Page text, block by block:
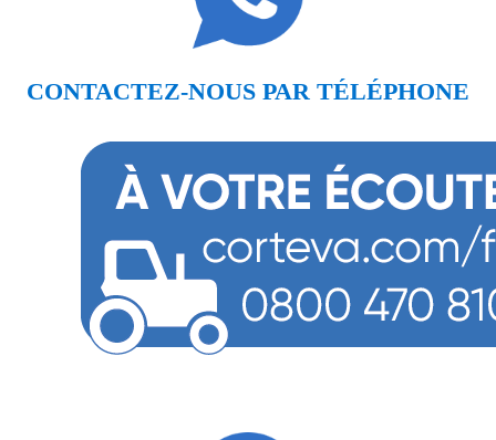
CONTACTEZ-NOUS PAR TÉLÉPHONE